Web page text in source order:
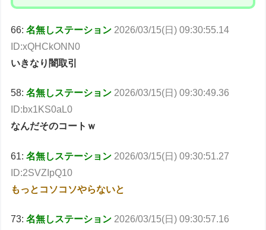
66:名無しステーション 2026/03/15(日) 09:30:55.14
ID:xQHCkONN0
いきなり闇取引
58:名無しステーション 2026/03/15(日) 09:30:49.36
ID:bx1KS0aL0
なんだそのコートｗ
61:名無しステーション 2026/03/15(日) 09:30:51.27
ID:2SVZIpQ10
もっとコソコソやらないと
73:名無しステーション 2026/03/15(日) 09:30:57.16